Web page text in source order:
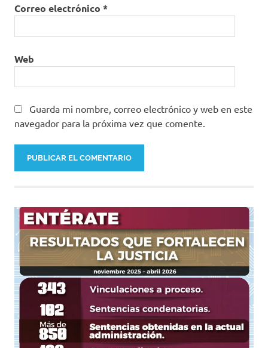
Correo electrónico *
Web
Guarda mi nombre, correo electrónico y web en este
navegador para la próxima vez que comente.